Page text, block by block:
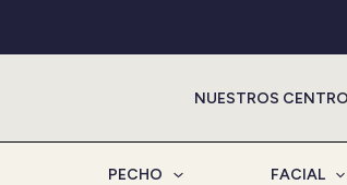
NUESTROS
PECHO FACIAL